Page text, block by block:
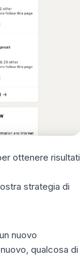
ottenere risultati
strategia di
nuovo
qualcosa di